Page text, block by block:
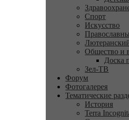
Спорт
Искусство
Общество и
Доска
Зел-ТВ
Форум
Фотогалерея
Тематические
История
Terra